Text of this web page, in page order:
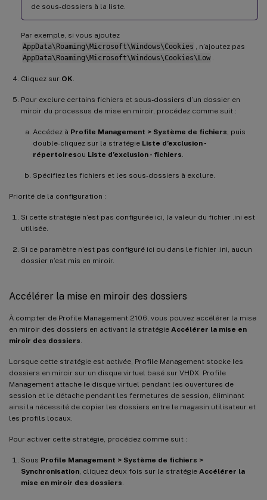
de sous-dossiers à la liste.
Par exemple, si vous ajoutez
AppData\Roaming\Microsoft\Windows\Cookies
, n’ajoutez pas
AppData\Roaming\Microsoft\Windows\Cookies\Low
Cliquez sur OK
Pour exclure certains fichiers et sous-dossiers d’un dossier en
miroir du processus de mise en miroir, procédez comme suit :
Accédez à Profile Management > Système de fichiers , puis
double-cliquez sur la stratégie Liste d’exclusion -
répertoiresou Liste d’exclusion - fichiers
Spécifiez les fichiers et les sous-dossiers à exclure.
Priorité de la configuration :
Si cette stratégie n’est pas configurée ici, la valeur du fichier .ini est
utilisée.
Si ce paramètre n’est pas configuré ici ou dans le fichier .ini, aucun
dossier n’est mis en miroir.
Accélérer la mise en miroir des dossiers
À compter de Profile Management 2106, vous pouvez accélérer la mise
en miroir des dossiers en activant la stratégie Accélérer la mise en
miroir des dossiers
Lorsque cette stratégie est activée, Profile Management stocke les
dossiers en miroir sur un disque virtuel basé sur VHDX. Profile
Management attache le disque virtuel pendant les ouvertures de
session et le détache pendant les fermetures de session, éliminant
ainsi la nécessité de copier les dossiers entre le magasin utilisateur et
les profils locaux.
Pour activer cette stratégie, procédez comme suit :
Sous Profile Management > Système de fichiers >
Synchronisation , cliquez deux fois sur la stratégie Accélérer la
mise en miroir des dossiers